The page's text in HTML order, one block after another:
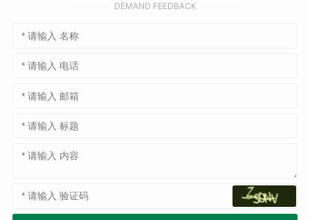
DEMAND FEEDBACK